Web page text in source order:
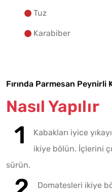
Tuz
Karabiber
Fırında Parmesan Peynirli
Nasıl Yapılır
Kabakları iyice
ikiye bölün. İçlerini
sürün.
Domatesleri ikiye